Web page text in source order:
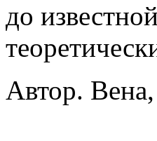
до
Автор.